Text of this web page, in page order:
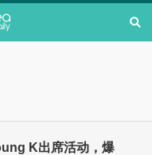
K出席活动，爆